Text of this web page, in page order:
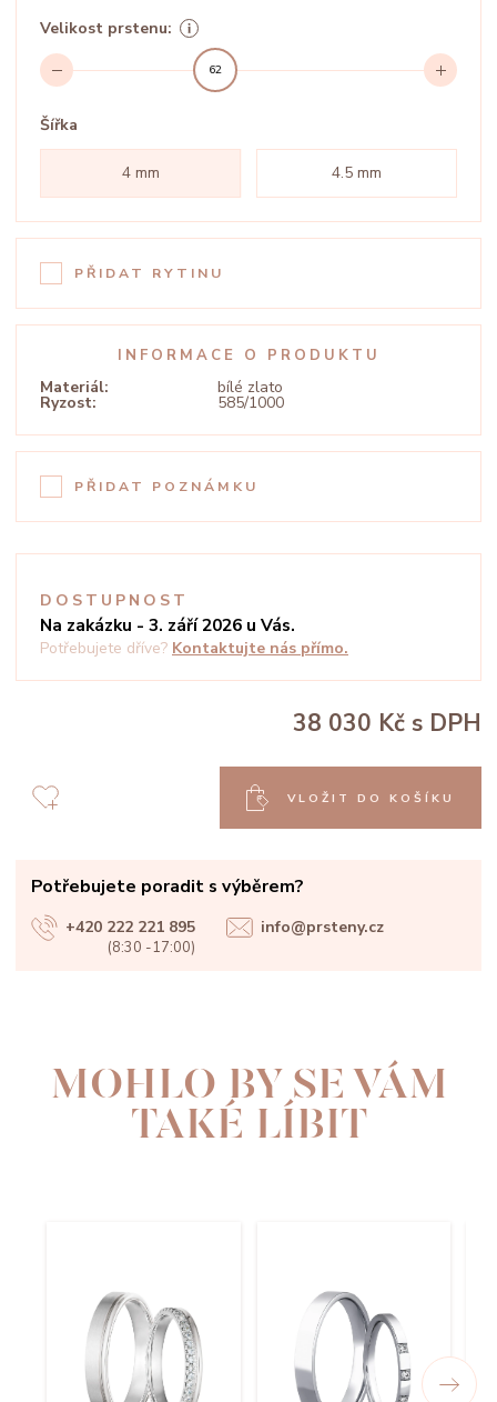
Velikost prstenu:
62
Šířka
4 mm 4.5 mm
PŘIDAT RYTINU
INFORMACE O PRODUKTU
Materiál: bílé zlato
Ryzost: 585/1000
PŘIDAT POZNÁMKU
DOSTUPNOST
Na zakázku - 3. září 2026 u Vás.
Potřebujete dříve? Kontaktujte nás přímo.
38 030 Kč s DPH
VLOŽIT DO KOŠÍKU
Potřebujete poradit s výběrem?
+420 222 221 895
(8:30 -17:00)
info@prsteny.cz
MOHLO BY SE VÁM
TAKÉ LÍBIT